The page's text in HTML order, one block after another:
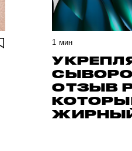
1 мин
ОТЗЫВ